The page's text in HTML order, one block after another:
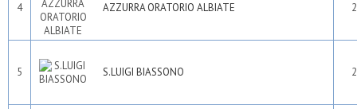
4 AZZURRA ORATORIO ALBIATE
5 S.LUIGI BIASSONO